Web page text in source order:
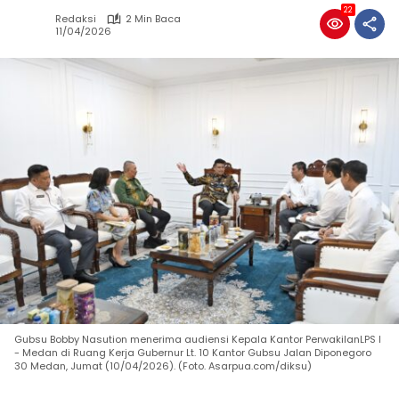
Redaksi
2 Min Baca
11/04/2026
22
Gubsu Bobby Nasution menerima audiensi Kepala Kantor PerwakilanLPS I
- Medan di Ruang Kerja Gubernur Lt. 10 Kantor Gubsu Jalan Diponegoro
30 Medan, Jumat (10/04/2026). (Foto. Asarpua.com/diksu)